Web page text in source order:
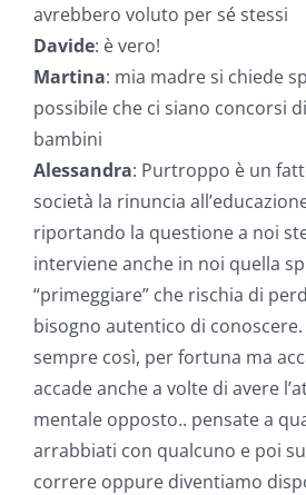
avrebbero voluto per sé stessi
Davide: è vero!
Martina: mia madre si chiede
possibile che ci siano concorsi
bambini
Alessandra: Purtroppo è un
società la rinuncia
riportando la questione a noi
interviene anche in noi quella
“primeggiare” che rischia di
bisogno autentico di
sempre così, per fortuna ma
accade anche a volte di avere
mentale opposto.. pensate a
arrabbiati con qualcuno e poi
correre oppure diventiamo